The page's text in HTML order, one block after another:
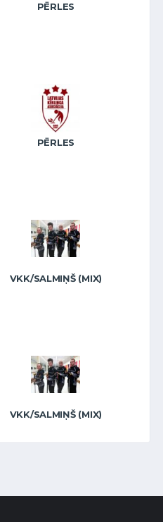
PĒRLES
PĒRLES
VKK/SALMIŅŠ (MIX)
VKK/SALMIŅŠ (MIX)